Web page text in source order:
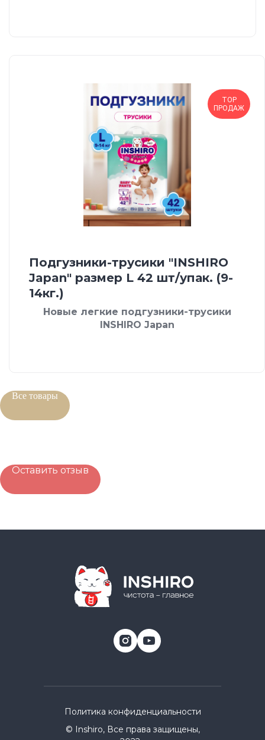
TOP
ПРОДАЖ
Подгузники-трусики "INSHIRO
Japan" размер L 42 шт/упак. (9-
14кг.)
Новые легкие подгузники-трусики
INSHIRO Japan
Все товары
Оставить отзыв
© Inshiro, Все права защищены,
Политика конфиденциальности